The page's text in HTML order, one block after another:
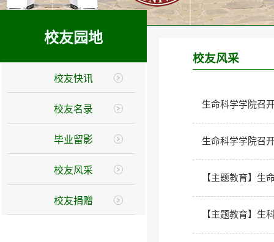
校友园地
校友快讯
校友名录
毕业留影
校友风采
校友捐赠
校友风采
生命科学学院召
生命科学学院召
【主题教育】生
【主题教育】生